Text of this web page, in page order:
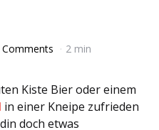
Comments 2 min
Kiste Bier oder einem
in einer Kneipe zufrieden
doch etwas